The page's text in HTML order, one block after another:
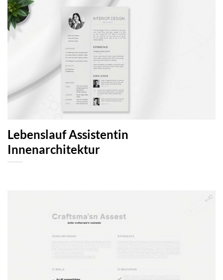
Lebenslauf Assistentin
Innenarchitektur